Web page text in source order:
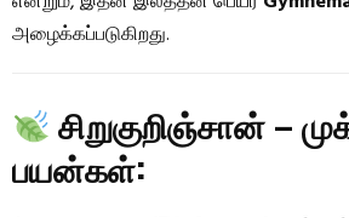
அழைக்கப்படுகிறது.
சிறுகுறிஞ்சான் –
பயன்கள்: